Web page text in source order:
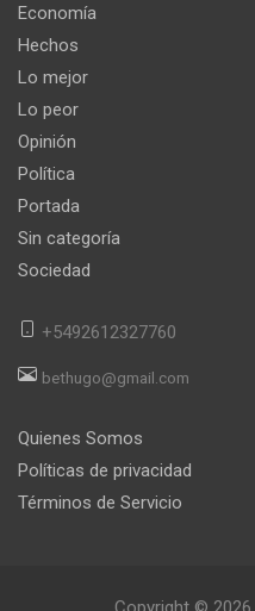
Economía
Hechos
Lo mejor
Lo peor
Opinión
Política
Portada
Sin categoría
Sociedad
+5492612327760
bethugo@gmail.com
Quienes Somos
Políticas de privacidad
Términos de Servicio